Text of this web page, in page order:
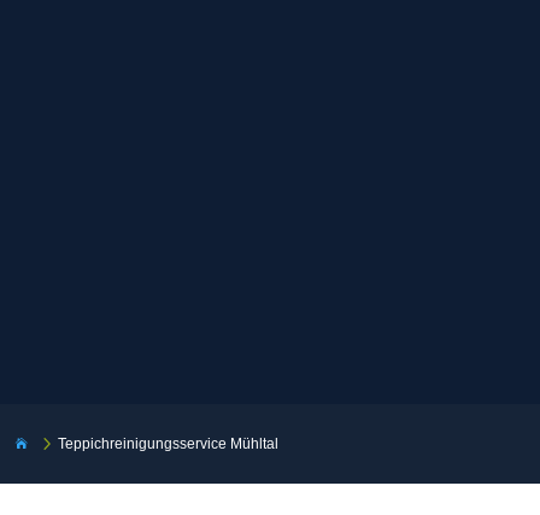
 5Teppichreinigungsservice Mühltal